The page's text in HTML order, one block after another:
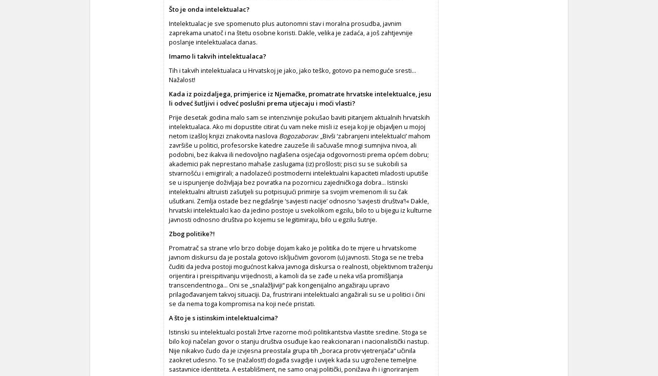
Što je onda intelektualac?
Intelektualac je sve spomenuto plus autonomni stav i moralna prosudba, javnim
zaprekama unatoč i na štetu osobne koristi. Dakle, velika je zadaća, a još zahtjevnije
poslanje intelektualaca danas.
Imamo li takvih intelektualaca?
Tih i takvih intelektualaca u Hrvatskoj je jako, jako teško, gotovo pa nemoguće sresti...
Nažalost!
Kada iz poizdaljega, primjerice iz Njemačke, promatrate hrvatske intelektualce, jesu
li odveć šutljivi i odveć poslušni prema utjecaju i moći vlasti?
Prije desetak godina malo sam se intenzivnije pokušao baviti pitanjem aktualnih hrvatskih
intelektualaca. Ako mi dopustite citirat ću vam neke misli iz eseja koji je objavljen u mojoj
netom izašloj knjizi znakovita naslova Bogozaborav: „Bivši ‘zabranjeni intelektualci’ mahom
završiše u politici, profesorske katedre zauzeše ili sačuvaše mnogi sumnjiva nivoa, ali
podobni, bez ikakva ili nedovoljno naglašena osjećaja odgovornosti prema općem dobru;
akademici pak neprestano mahaše zaslugama (iz) prošlosti; pisci su se sukobili sa
stvarnošću i emigrirali; a nadolazeći postmoderni intelektualni kapaciteti mladosti uputiše
se u ispunjenje doživljaja bez povratka na pozornicu zajedničkoga dobra... Istinski
intelektualni altruisti zašutjeli su potpisujući primirje sa svojim vremenom ili su čak
ušutkani. Zemlja ostade bez negdašnje ‘savjesti nacije’ odnosno ‘savjesti društva’!« Dakle,
hrvatski intelektualci kao da jedino postoje u svekolikom egzilu, bilo to u bijegu iz kulturne
javnosti odnosno društva po kojemu se legitimiraju, bilo u egzilu šutnje.
Zbog politike?!
Promatrač sa strane vrlo brzo dobije dojam kako je politika do te mjere u hrvatskome
javnom diskursu da je postala gotovo isključivim govorom (u) javnosti. Stoga se ne treba
čuditi da jedva postoji mogućnost kakva javnoga diskursa o realnosti, objektivnom traženju
orijentira i preispitivanju vrijednosti, a kamoli da se zađe u neka viša promišljanja
transcendentnoga... Oni se „snalažljiviji“ pak kongenijalno angažiraju upravo
prilagođavanjem takvoj situaciji. Da, frustrirani intelektualci angažirali su se u politici i čini
se da nema toga kompromisa na koji neće pristati.
A što je s istinskim intelektualcima?
Istinski su intelektualci postali žrtve razorne moći politikantstva vlastite sredine. Stoga se
bilo koji načelan govor o stanju društva osuđuje kao reakcionaran i nacionalistički nastup.
Nije nikakvo čudo da je izvjesna preostala grupa tih „boraca protiv vjetrenjača“ učinila
zaokret udesno. To se (nažalost!) događa svagdje i uvijek kada su ugrožene temeljne
sastavnice identiteta. A establišment, ne samo onaj politički, ponižava ih i ignoriranjem